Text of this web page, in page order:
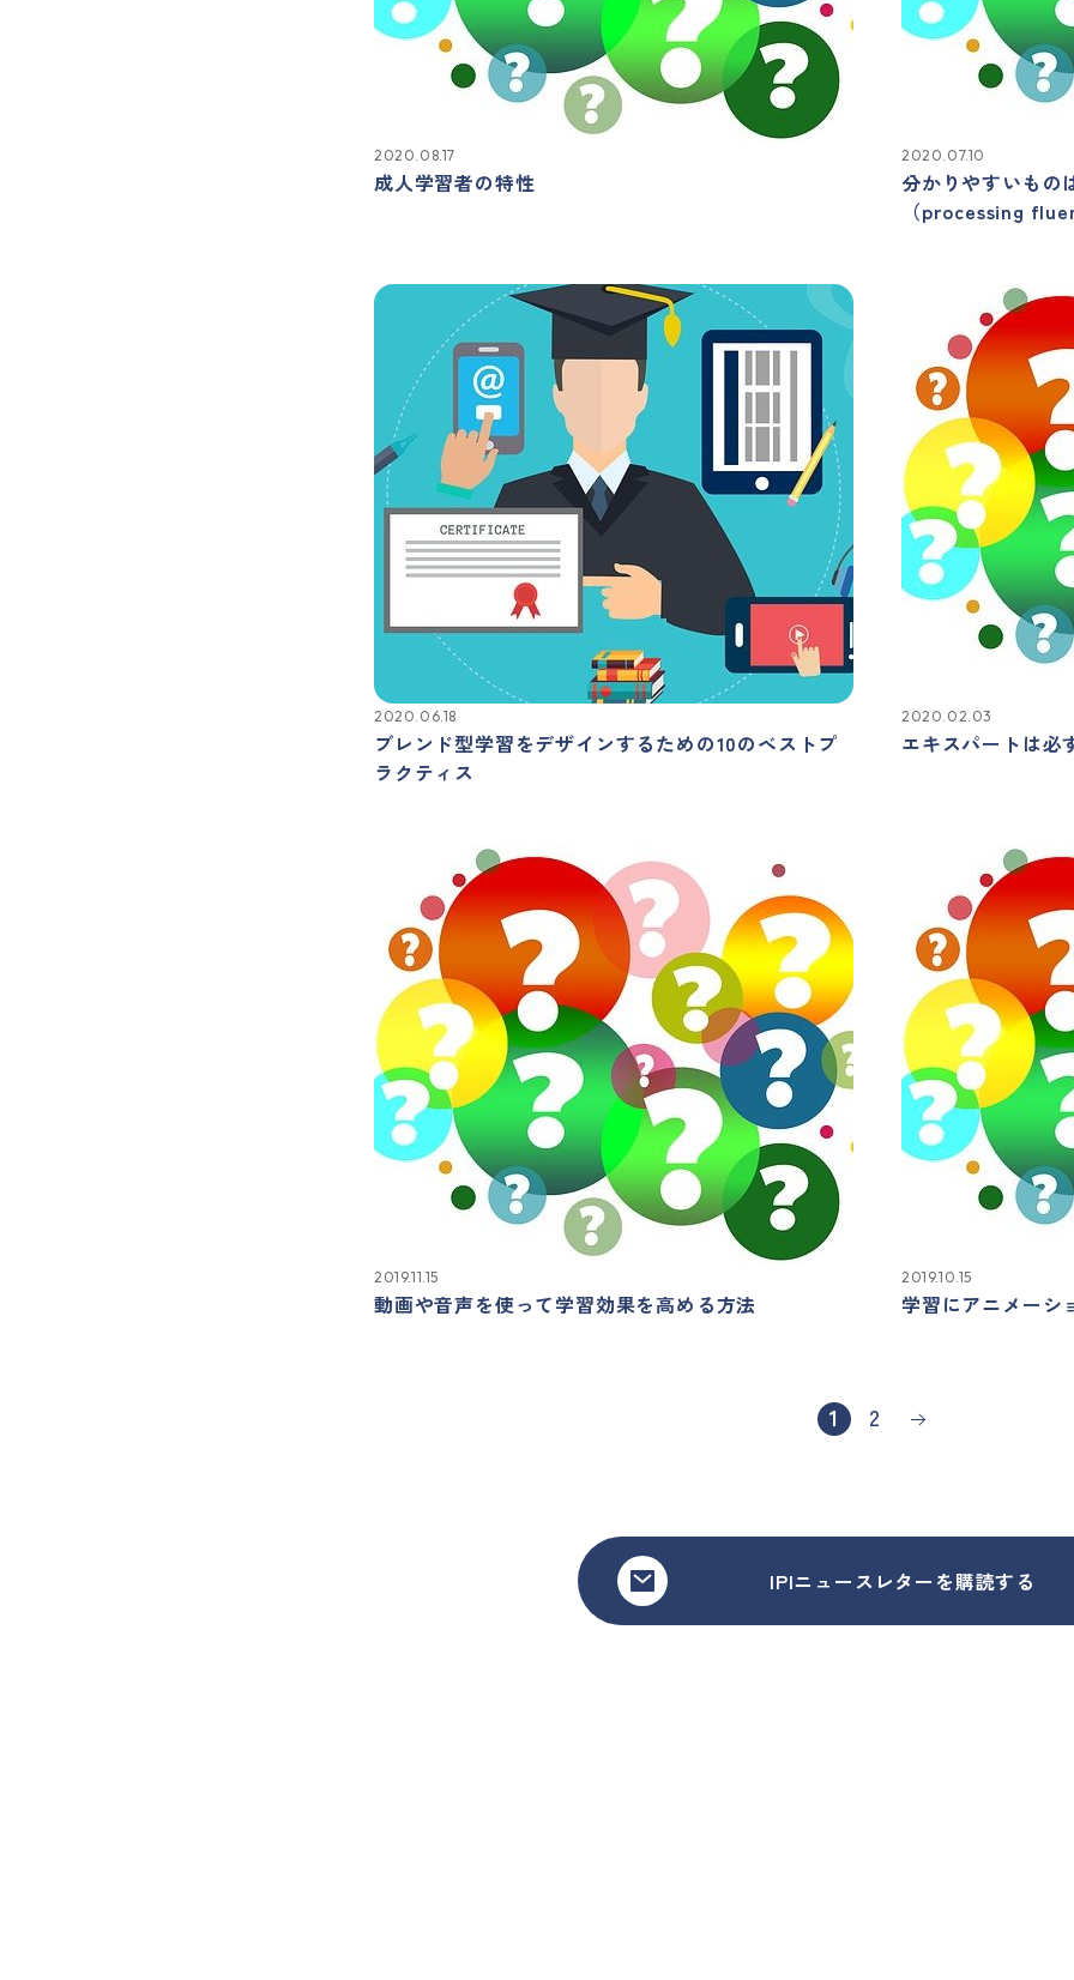
2020.08.17
成人学習者の特性
2020.07.10
分かりやすいもの
（processing
2020.06.18
ブレンド型学習をデザインするための10のベストプ
ラクティス
2020.02.03
エキスパートは必
2019.11.15
動画や音声を使って学習効果を高める方法
2019.10.15
学習にアニメーシ
1 2
IPIニュースレターを購読する